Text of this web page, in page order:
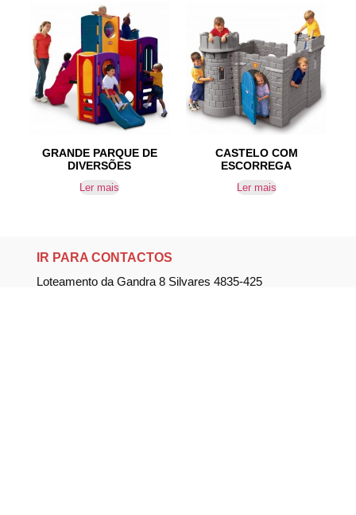
GRANDE PARQUE DE
DIVERSÕES
Ler mais
CASTELO COM
ESCORREGA
Ler mais
IR PARA CONTACTOS
Loteamento da Gandra 8 Silvares 4835-425